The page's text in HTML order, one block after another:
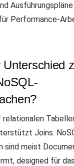
Performance-
relationalen
Joins.
sind meist
designed für das